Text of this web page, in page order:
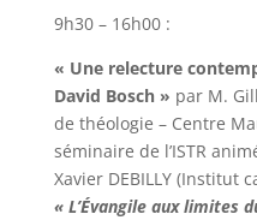
9h30 – 16h00 :
« Une relecture
David Bosch » par M.
de théologie – Centre
séminaire de l’ISTR
Xavier DEBILLY (Institut
« L’Évangile aux limites